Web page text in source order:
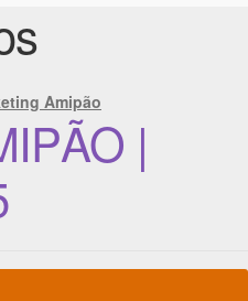
Amipão
|